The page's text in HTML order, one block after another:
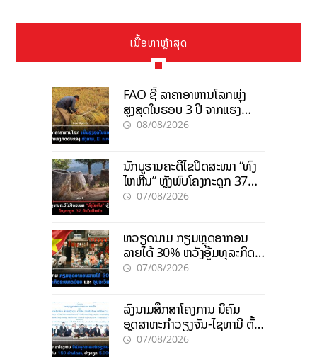
ເນື້ອຫາຫຼ້າສຸດ
FAO ຊີ້ ລາຄາອາຫານໂລກພຸ່ງ
ສູງສຸດໃນຮອບ 3 ປີ ຈາກແຮງ
ກົດດັນຂອງສົງຄາມ, El nino
08/08/2026
ນັກບູຮານຄະດີໄຂປິດສະໜາ “ທົ່ງ
ໄຫຫີນ” ຫຼັງພົບໂຄງກະດູກ 37
ຄົນໃນຫີນຍັກ
07/08/2026
ຫວຽດນາມ ກຽມຫຼຸດອາກອນ
ລາຍໄດ້ 30% ຫວັງອູ້ມທຸລະກິດ
ຂະໜາດນ້ອຍ ແລະ ຈຸນລະ
07/08/2026
ລົງນາມສຶກສາໂຄງການ ນິຄົມ
ອຸດສາຫະກຳວຽງຈັນ-ໄຊທານີ ຕັ້ງ
ເປົ້າດຶງທຶນ 150 ລ້ານໂດລາ, ສ້າງ
07/08/2026